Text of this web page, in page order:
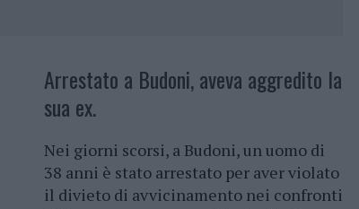
Arrestato a Budoni, aveva aggredito la
sua ex.
Nei giorni scorsi, a Budoni, un uomo di
38 anni è stato arrestato per aver violato
il divieto di avvicinamento nei confronti